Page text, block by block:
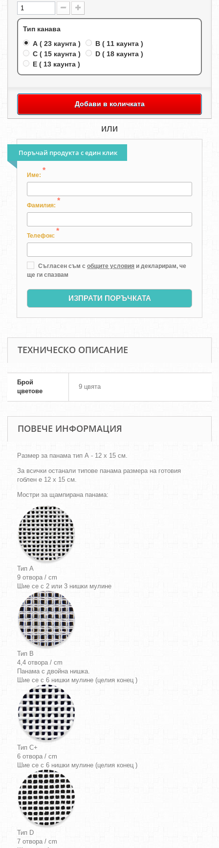
Тип канава
A ( 23 каунта )
B ( 11 каунта )
C ( 15 каунта )
D ( 18 каунта )
E ( 13 каунта )
Добави в количката
или
Поръчай продукта с един клик
Име:
*
Фамилия:
*
Телефон:
*
Съгласен съм с общите условия и декларирам, че
ще ги спазвам
ИЗПРАТИ ПОРЪЧКАТА
ТЕХНИЧЕСКО ОПИСАНИЕ
Брой
цветове
9 цвята
ПОВЕЧЕ ИНФОРМАЦИЯ
Размер за панама тип А - 12 х 15 см.
За всички останали типове панама размера на готовия
гоблен е 12 х 15 см.
Мостри за щампирана панама:
Тип A
9 отвора / cm
Шие се с 2 или 3 нишки мулине
Тип B
4,4 отвора / cm
Панама с двойна нишка.
Шие се с 6 нишки мулине (целия конец )
Тип C+
6 отвора / cm
Шие се с 6 нишки мулине (целия конец )
Тип D
7 отвора / cm